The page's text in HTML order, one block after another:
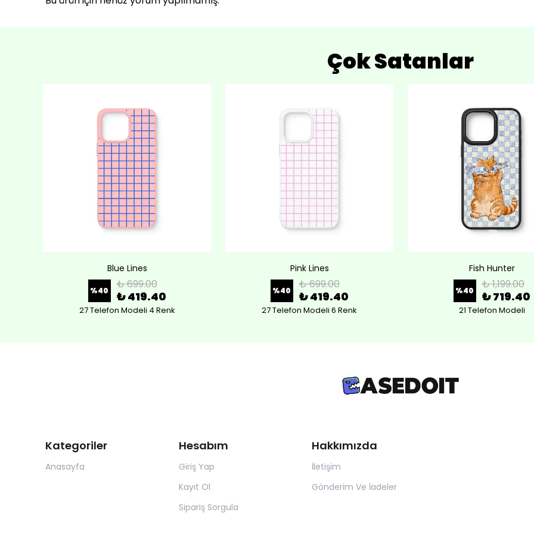
Çok Satanlar
Blue Lines
%40 ₺ 699.00
₺ 419.40
27 Telefon Modeli 4 Renk
Pink Lines
%40 ₺ 699.00
₺ 419.40
27 Telefon Modeli 6 Renk
Fish Hunter
%40 ₺ 1,199.00
₺ 719.40
21 Telefon Modeli
Kategoriler
Anasayfa
Hesabım
Giriş Yap
Kayıt Ol
Sipariş Sorgula
Hakkımızda
İletişim
Gönderim Ve İadeler